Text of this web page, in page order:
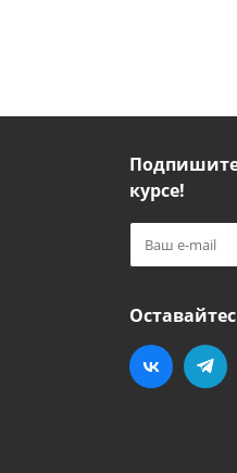
курсе!